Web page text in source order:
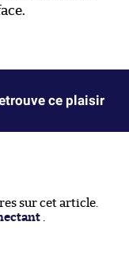
ce plaisir
sur cet article.